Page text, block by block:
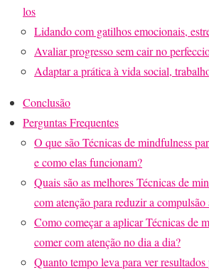
los
Lidando com gatilhos emocionais,
Avaliar progresso sem cair no
Adaptar a prática à vida social,
Conclusão
Perguntas Frequentes
O que são Técnicas de mindfulness
e como elas funcionam?
Quais são as melhores Técnicas de
com atenção para reduzir a compulsão
Como começar a aplicar Técnicas de
comer com atenção no dia a dia?
Quanto tempo leva para ver